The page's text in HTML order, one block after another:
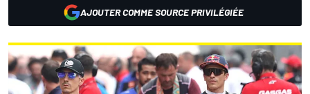
AJOUTER COMME SOURCE PRIVILÉGIÉE